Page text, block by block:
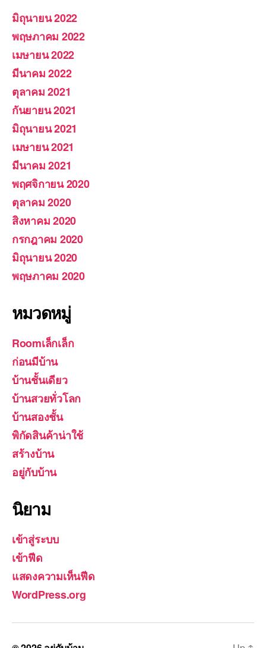
มิถุนายน 2022
พฤษภาคม 2022
เมษายน 2022
มีนาคม 2022
ตุลาคม 2021
กันยายน 2021
มิถุนายน 2021
เมษายน 2021
มีนาคม 2021
พฤศจิกายน 2020
ตุลาคม 2020
สิงหาคม 2020
กรกฎาคม 2020
มิถุนายน 2020
พฤษภาคม 2020
หมวดหมู่
Roomเล็กเล็ก
ก่อนมีบ้าน
บ้านชั้นเดียว
บ้านสวยทั่วโลก
บ้านสองชั้น
พิกัดสินค้าน่าใช้
สร้างบ้าน
อยู่กับบ้าน
นิยาม
เข้าสู่ระบบ
เข้าฟีด
แสดงความเห็นฟีด
WordPress.org